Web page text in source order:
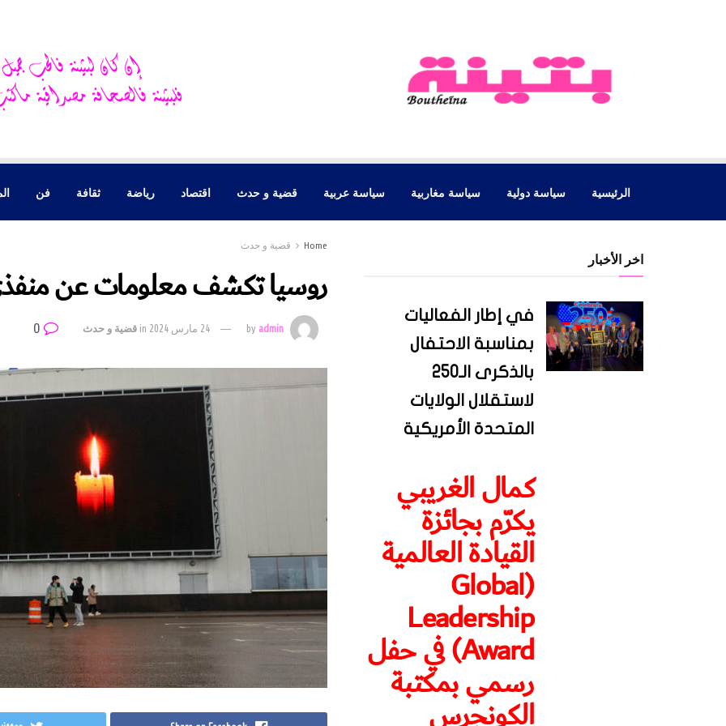
الرئيسية سياسة دولية سياسة مغاربية سياسة عربية قضية و حدث اقتصاد رياضة ثقافة فن
Home قضية و حدث
روسيا تكشف معلومات عن
byadmin 24 مارس 2024 inقضية و حدث
اخر الأخبار
في إطار الفعاليات
بمناسبة الاحتفال
بالذكرى الـ250
لاستقلال الولايات
المتحدة الأمريكية
كمال الغريبي
يكرّم بجائزة
القيادة العالمية
(Global
Leadership
Award) في حفل
رسمي بمكتبة
الكونجرس